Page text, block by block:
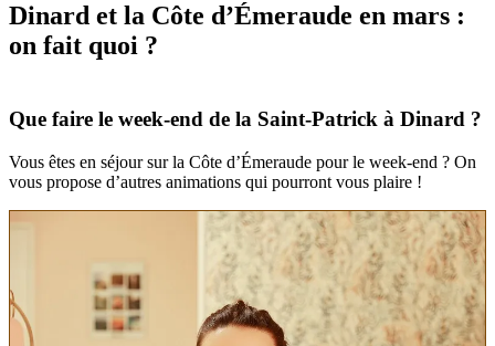
Dinard et la Côte d’Émeraude en mars :
on fait quoi ?
Que faire le week-end de la Saint-Patrick à Dinard ?
Vous êtes en séjour sur la Côte d’Émeraude pour le week-end ? On
vous propose d’autres animations qui pourront vous plaire !